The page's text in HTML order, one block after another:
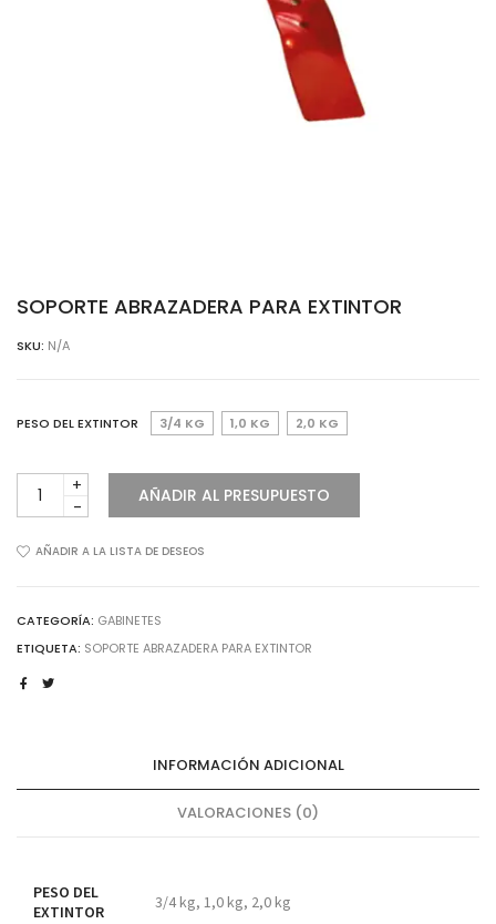
SOPORTE ABRAZADERA PARA EXTINTOR
SKU: N/A
PESO DEL EXTINTOR 3/4 KG 1,0 KG 2,0 KG
SOPORTE
ABRAZADERA
EXTINTOR
AÑADIR AL PRESUPUESTO
AÑADIR A LA LISTA DE DESEOS
CATEGORÍA: GABINETES
ETIQUETA: SOPORTE ABRAZADERA PARA EXTINTOR
INFORMACIÓN ADICIONAL
VALORACIONES (0)
PESO DEL
EXTINTOR
3/4 kg, 1,0 kg, 2,0 kg